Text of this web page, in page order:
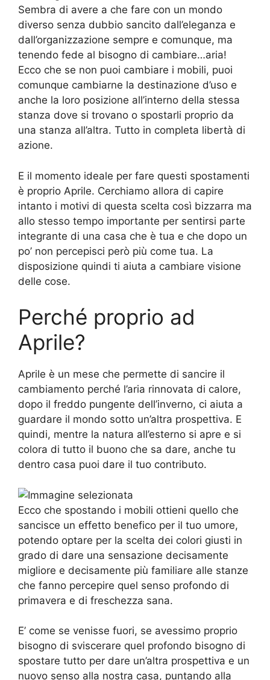
Sembra di avere a che fare con un mondo
diverso senza dubbio sancito dall’eleganza e
dall’organizzazione sempre e comunque, ma
tenendo fede al bisogno di cambiare…aria!
Ecco che se non puoi cambiare i mobili, puoi
comunque cambiarne la destinazione d’uso e
anche la loro posizione all’interno della stessa
stanza dove si trovano o spostarli proprio da
una stanza all’altra. Tutto in completa libertà di
azione.
E il momento ideale per fare questi spostamenti
è proprio Aprile. Cerchiamo allora di capire
intanto i motivi di questa scelta così bizzarra ma
allo stesso tempo importante per sentirsi parte
integrante di una casa che è tua e che dopo un
po’ non percepisci però più come tua. La
disposizione quindi ti aiuta a cambiare visione
delle cose.
Perché proprio ad
Aprile?
Aprile è un mese che permette di sancire il
cambiamento perché l’aria rinnovata di calore,
dopo il freddo pungente dell’inverno, ci aiuta a
guardare il mondo sotto un’altra prospettiva. E
quindi, mentre la natura all’esterno si apre e si
colora di tutto il buono che sa dare, anche tu
dentro casa puoi dare il tuo contributo.
Ecco che spostando i mobili ottieni quello che
sancisce un effetto benefico per il tuo umore,
potendo optare per la scelta dei colori giusti in
grado di dare una sensazione decisamente
migliore e decisamente più familiare alle stanze
che fanno percepire quel senso profondo di
primavera e di freschezza sana.
E’ come se venisse fuori, se avessimo proprio
bisogno di sviscerare quel profondo bisogno di
spostare tutto per dare un’altra prospettiva e un
nuovo senso alla nostra casa, puntando alla